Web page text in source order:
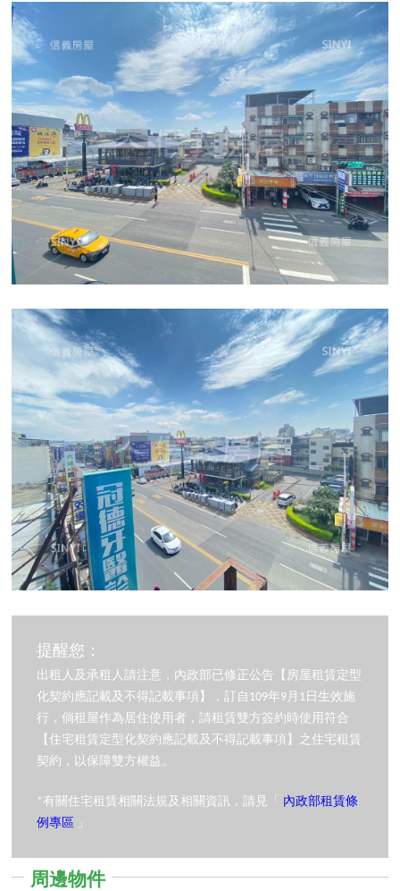
提醒您：
出租人及承租人請注意，內政部已修正公告【房屋租賃定型
化契約應記載及不得記載事項】，訂自109年9月1日生效施
行，倘租屋作為居住使用者，請租賃雙方簽約時使用符合
【住宅租賃定型化契約應記載及不得記載事項】之住宅租賃
契約，以保障雙方權益。
*有關住宅租賃相關法規及相關資訊，請見「 內政部租賃條
例專區 」
周邊物件